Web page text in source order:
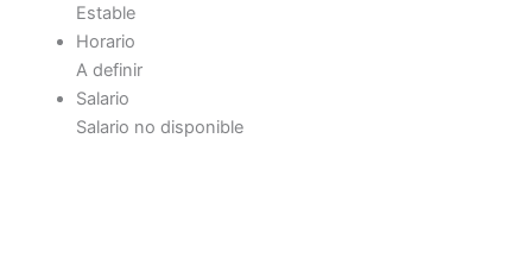
Estable
Horario
A definir
Salario
Salario no disponible